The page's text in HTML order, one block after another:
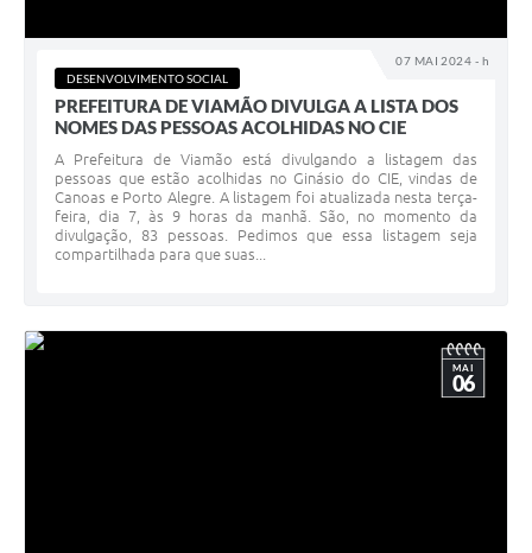
07 MAI 2024 - h
DESENVOLVIMENTO SOCIAL
PREFEITURA DE VIAMÃO DIVULGA A LISTA DOS
NOMES DAS PESSOAS ACOLHIDAS NO CIE
A Prefeitura de Viamão está divulgando a listagem das
pessoas que estão acolhidas no Ginásio do CIE, vindas de
Canoas e Porto Alegre. A listagem foi atualizada nesta terça-
feira, dia 7, às 9 horas da manhã. São, no momento da
divulgação, 83 pessoas. Pedimos que essa listagem seja
compartilhada para que suas...
MAI
06